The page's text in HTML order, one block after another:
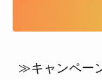
≫キャンペー